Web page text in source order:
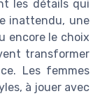
les détails qui
inattendu, une
encore le choix
transformer
Les femmes
à jouer avec